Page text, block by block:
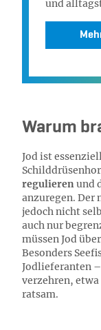
und
Warum
Jod ist
regulierenund
anzuregen. Der
jedoch nicht
auch nur
müssen Jod
Besonders
Jodlieferanten
verzehren,
ratsam.